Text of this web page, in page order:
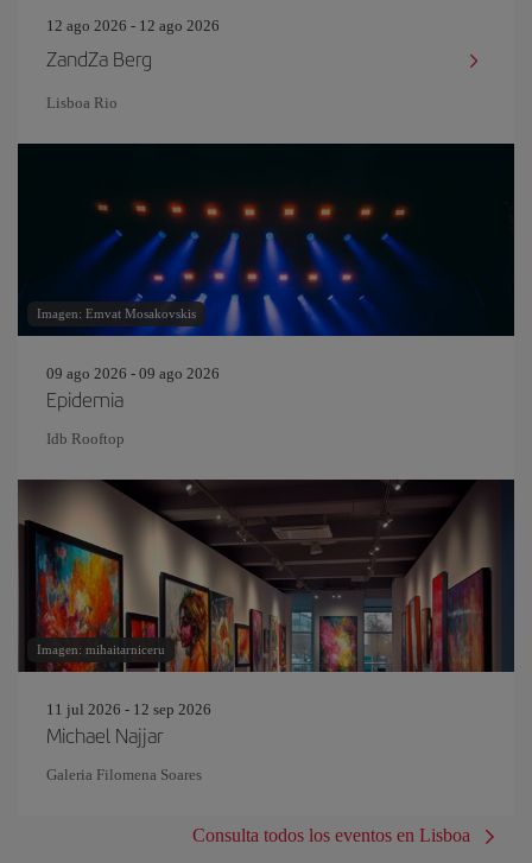
12 ago 2026 - 12 ago 2026
ZandZa Berg
Lisboa Rio
Imagen: Emvat Mosakovskis
09 ago 2026 - 09 ago 2026
Epidemia
Idb Rooftop
Imagen: mihaitarniceru
11 jul 2026 - 12 sep 2026
Michael Najjar
Galeria Filomena Soares
Consulta todos los eventos en Lisboa